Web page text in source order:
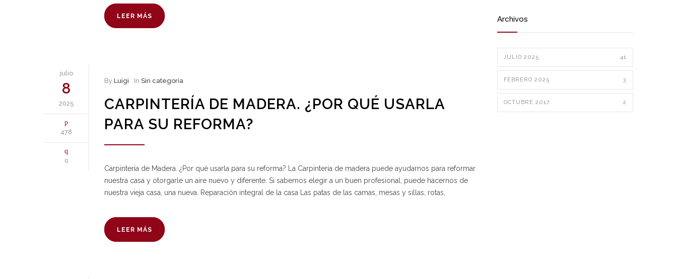
LEER MÁS
julio
8
2025
478
0
By Luigi In Sin categoría
CARPINTERÍA DE MADERA. ¿POR QUÉ USARLA
PARA SU REFORMA?
Carpintería de Madera. ¿Por qué usarla para su reforma? La Carpintería de madera puede ayudarnos para reformar
nuestra casa y otorgarle un aire nuevo y diferente. Si sabemos elegir a un buen profesional, puede hacernos de
nuestra vieja casa, una nueva. Reparación integral de la casa Las patas de las camas, mesas y sillas, rotas,
LEER MÁS
Archivos
JULIO 2025 41
FEBRERO 2025 3
OCTUBRE 2017 2